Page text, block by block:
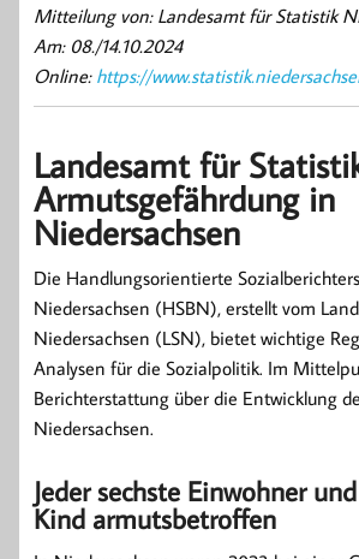
Mitteilung von: Landesamt für Statistik
Am: 08./14.10.2024
Online: https://
Landesamt für
Armutsgefährdung in
Niedersachsen
Die Handlungsorientierte
Niedersachsen (HSBN), erstellt vom
Niedersachsen (LSN), bietet wichtige
Analysen für die Sozialpolitik. Im
Berichterstattung über die Entwicklung
Niedersachsen.
Jeder sechste Einwohner
Kind armutsbetroffen